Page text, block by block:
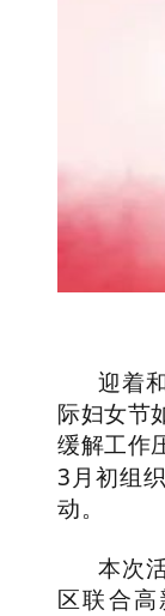
迎着
际妇女节
缓解工作
3 月初组
动。
本次
区联合